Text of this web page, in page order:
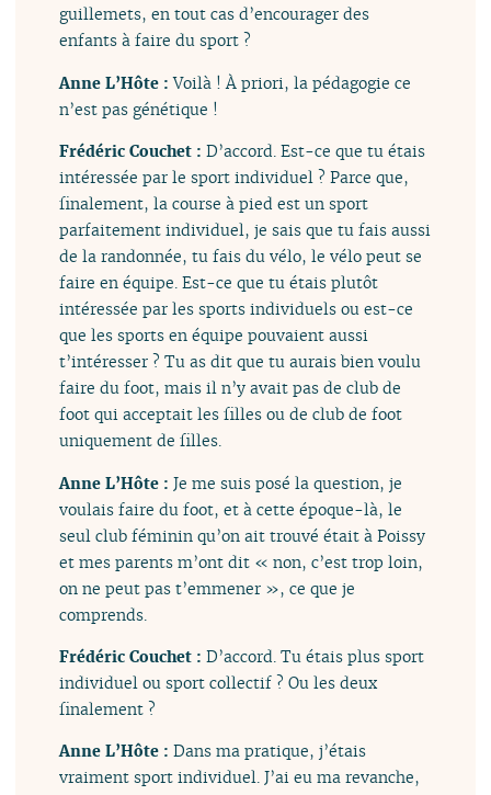
guillemets, en tout cas d’encourager des
enfants à faire du sport ?
Anne L’Hôte :Voilà ! À priori, la pédagogie ce
n’est pas génétique !
Frédéric Couchet :D’accord. Est-ce que tu étais
intéressée par le sport individuel ? Parce que,
finalement, la course à pied est un sport
parfaitement individuel, je sais que tu fais aussi
de la randonnée, tu fais du vélo, le vélo peut se
faire en équipe. Est-ce que tu étais plutôt
intéressée par les sports individuels ou est-ce
que les sports en équipe pouvaient aussi
t’intéresser ? Tu as dit que tu aurais bien voulu
faire du foot, mais il n’y avait pas de club de
foot qui acceptait les filles ou de club de foot
uniquement de filles.
Anne L’Hôte :Je me suis posé la question, je
voulais faire du foot, et à cette époque-là, le
seul club féminin qu’on ait trouvé était à Poissy
et mes parents m’ont dit « non, c’est trop loin,
on ne peut pas t’emmener », ce que je
comprends.
Frédéric Couchet :D’accord. Tu étais plus sport
individuel ou sport collectif ? Ou les deux
finalement ?
Anne L’Hôte :Dans ma pratique, j’étais
vraiment sport individuel. J’ai eu ma revanche,